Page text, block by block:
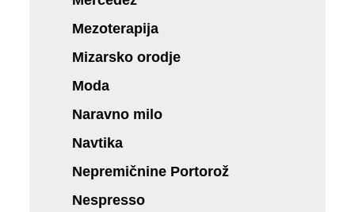
Mezoterapija
Mizarsko orodje
Moda
Naravno milo
Navtika
Nepremičnine Portorož
Nespresso